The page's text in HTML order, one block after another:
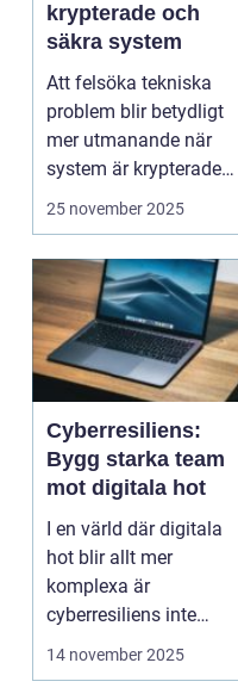
krypterade och
säkra system
Att felsöka tekniska
problem blir betydligt
mer utmanande när
system är krypterade
oc...
25 november 2025
Cyberresiliens:
Bygg starka team
mot digitala hot
I en värld där digitala
hot blir allt mer
komplexa är
cyberresiliens inte
längre...
14 november 2025